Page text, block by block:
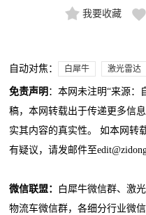
我要收藏
自动对焦： 白犀牛 激光雷达
免责声明 ：本网未注明“来源：
稿，本网转载出于传递更多信
实其内容的真实性。 如本网转
有疑议，请发邮件至
微信联盟：
白犀牛微信群、激
物流车微信群，各细分行业微信